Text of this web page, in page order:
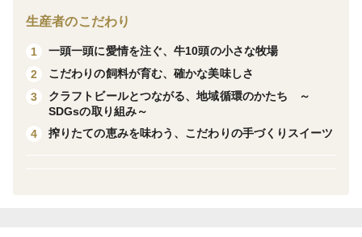
生産者のこだわり
1
一頭一頭に愛情を注ぐ、牛10頭の小さな牧場
2
こだわりの飼料が育む、確かな美味しさ
3
クラフトビールとつながる、地域循環のかたち ～
SDGsの取り組み～
4
搾りたての恵みを味わう、こだわりの手づくりスイーツ